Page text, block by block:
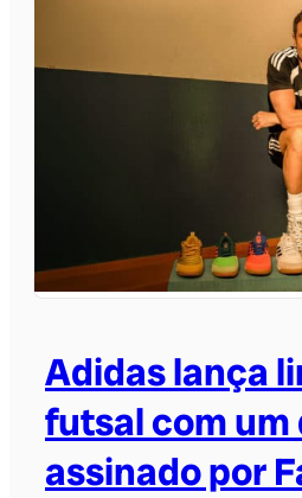
Adidas lança
futsal com um
assinado por